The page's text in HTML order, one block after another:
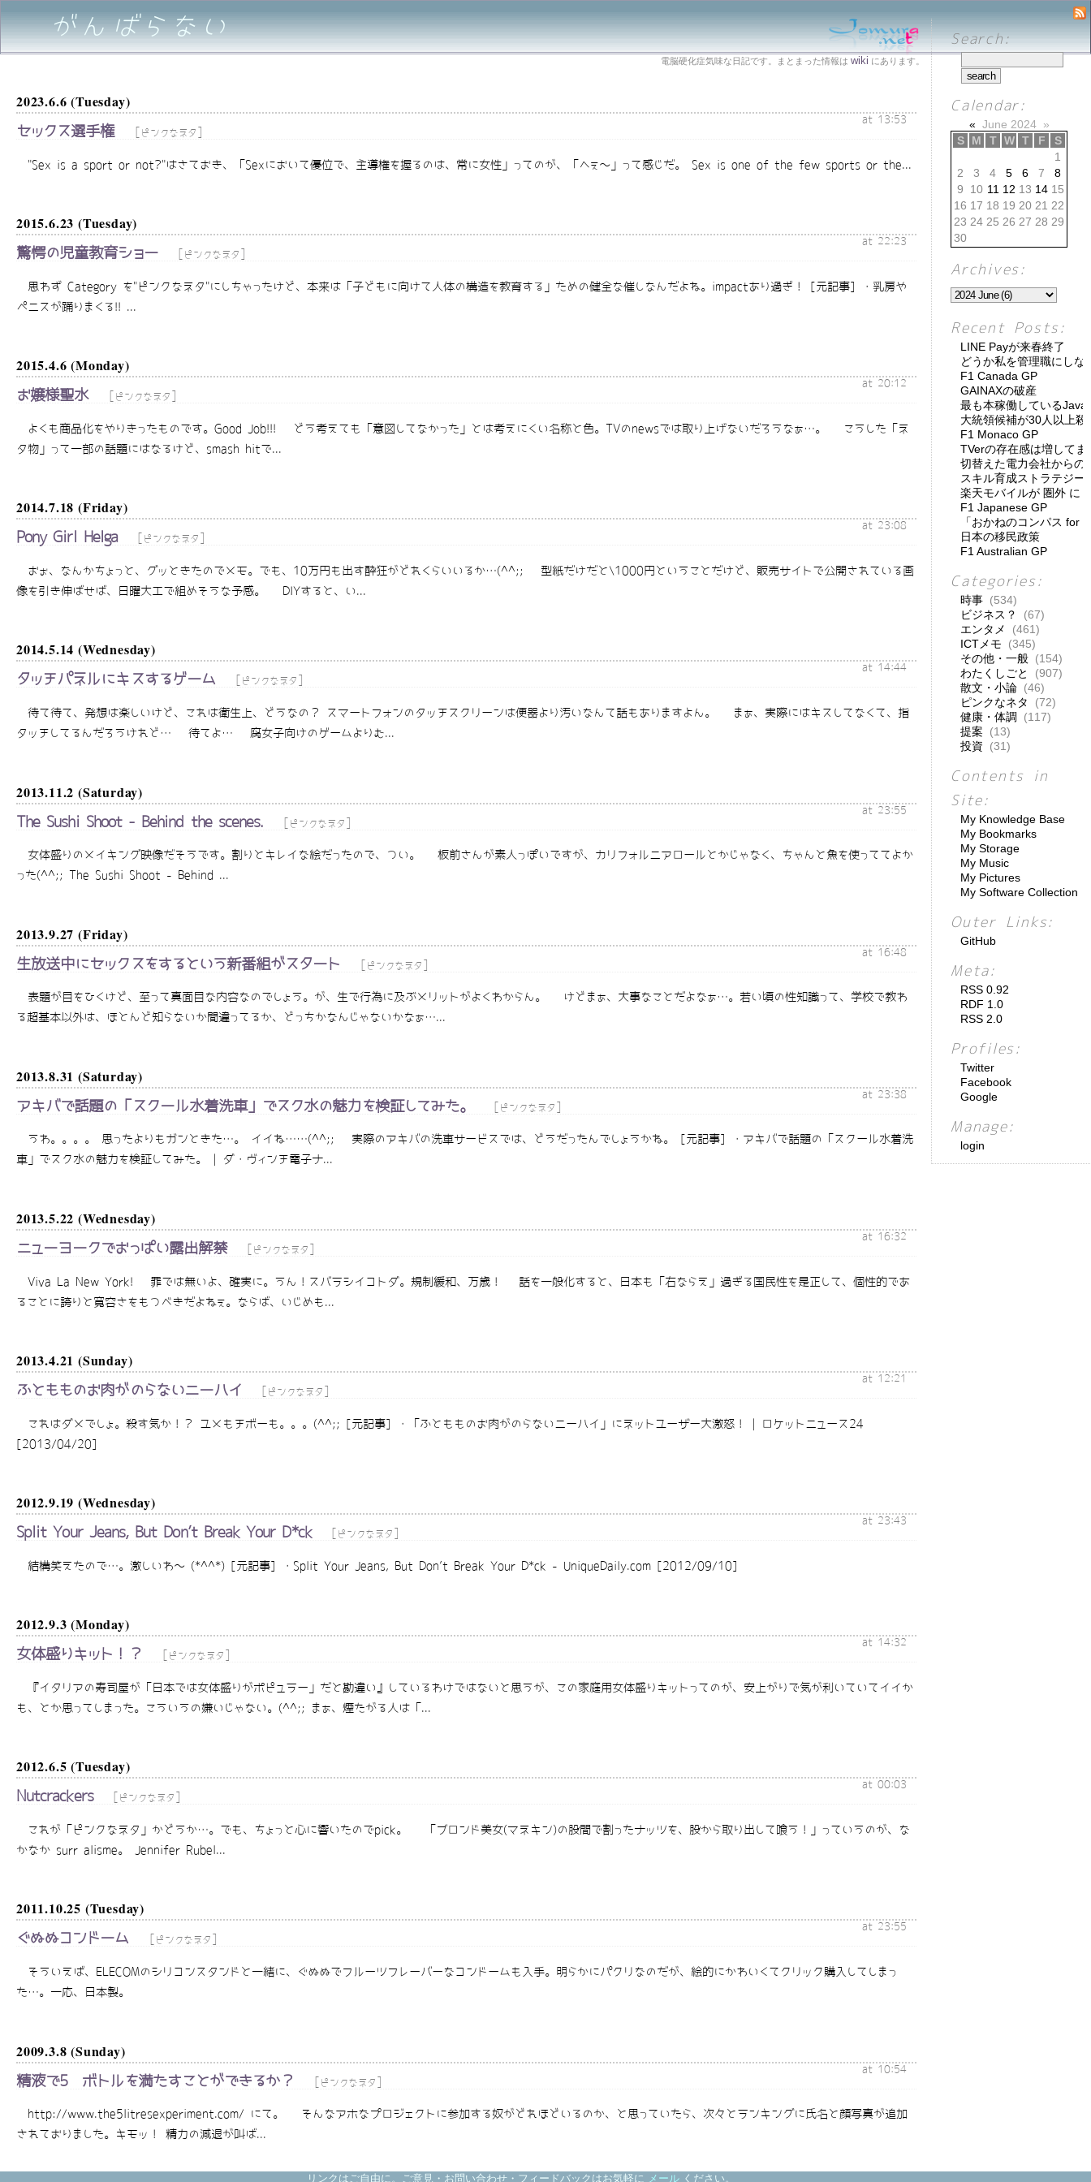
がんばらない
電脳硬化症気味な日記です。まとまった情報は wiki にあります。
2023.6.6 (Tuesday)
at 13:53
セックス選手権 ピンクなネタ
"Sex is a sport or not?"はさておき、「Sexにおいて優位で、主導権を握るのは、常に女性」ってのが、「へぇ～」って感じだ。 Sex is one of the few sports or the...
2015.6.23 (Tuesday)
at 22:23
驚愕の児童教育ショー ピンクなネタ
思わず Category を"ピンクなネタ"にしちゃったけど、本来は「子どもに向けて人体の構造を教育する」ための健全な催しなんだよね。impactあり過ぎ！ [元記事] ・乳房や
ペニスが踊りまくる!! ...
2015.4.6 (Monday)
at 20:12
お嬢様聖水 ピンクなネタ
よくも商品化をやりきったものです。Good Job!!! どう考えても「意図してなかった」とは考えにくい名称と色。TVのnewsでは取り上げないだろうなぁ…。 こうした「ネ
タ物」って一部の話題にはなるけど、smash hitで...
2014.7.18 (Friday)
at 23:08
Pony Girl Helga ピンクなネタ
おぉ、なんかちょっと、グッときたのでメモ。でも、10万円も出す酔狂がどれくらいいるか…(^^;; 型紙だけだと\1000円ということだけど、販売サイトで公開されている画
像を引き伸ばせば、日曜大工で組めそうな予感。 DIYすると、い...
2014.5.14 (Wednesday)
at 14:44
タッチパネルにキスするゲーム ピンクなネタ
待て待て、発想は楽しいけど、これは衛生上、どうなの？ スマートフォンのタッチスクリーンは便器より汚いなんて話もありますよん。 まぁ、実際にはキスしてなくて、指
タッチしてるんだろうけれど… 待てよ… 腐女子向けのゲームよりむ...
2013.11.2 (Saturday)
at 23:55
The Sushi Shoot - Behind the scenes. [ ピンクなネタ ]
女体盛りのメイキング映像だそうです。割りとキレイな絵だったので、つい。 板前さんが素人っぽいですが、カリフォルニアロールとかじゃなく、ちゃんと魚を使っててよか
った(^^;; The Sushi Shoot - Behind ...
2013.9.27 (Friday)
at 16:48
生放送中にセックスをするという新番組がスタート [ ピンクなネタ ]
表題が目をひくけど、至って真面目な内容なのでしょう。が、生で行為に及ぶメリットがよくわからん。 けどまぁ、大事なことだよなぁ…。若い頃の性知識って、学校で教わ
る超基本以外は、ほとんど知らないか間違ってるか、どっちかなんじゃないかなぁ…...
2013.8.31 (Saturday)
at 23:38
アキバで話題の「スクール水着洗車」でスク水の魅力を検証してみた。 ピンクなネタ
うわ。。。。 思ったよりもガンときた…。 イイね……(^^;; 実際のアキバの洗車サービスでは、どうだったんでしょうかね。 [元記事] ・アキバで話題の「スクール水着洗
車」でスク水の魅力を検証してみた。 | ダ・ヴィンチ電子ナ...
2013.5.22 (Wednesday)
at 16:32
ニューヨークでおっぱい露出解禁 ピンクなネタ
Viva La New York! 罪では無いよ、確実に。うん！スバラシイコトダ。規制緩和、万歳！ 話を一般化すると、日本も「右ならえ」過ぎる国民性を是正して、個性的であ
ることに誇りと寛容さをもつべきだよねぇ。ならば、いじめも...
2013.4.21 (Sunday)
at 12:21
ふともものお肉がのらないニーハイ ピンクなネタ
これはダメでしょ。殺す気か！？ ユメもチボーも。。。(^^;; [元記事] ・「ふともものお肉がのらないニーハイ」にネットユーザー大激怒！ | ロケットニュース24
[2013/04/20]
2012.9.19 (Wednesday)
at 23:43
Split Your Jeans, But Don’t Break Your D*ck ピンクなネタ
結構笑えたので…。激しいわ～ (*^^*) [元記事] ・Split Your Jeans, But Don’t Break Your D*ck - UniqueDaily.com [2012/09/10]
2012.9.3 (Monday)
at 14:32
女体盛りキット！？ ピンクなネタ
『イタリアの寿司屋が「日本では女体盛りがポピュラー」だと勘違い』しているわけではないと思うが、この家庭用女体盛りキットってのが、安上がりで気が利いていてイイか
も、とか思ってしまった。こういうの嫌いじゃない。(^^;; まぁ、煙たがる人は「...
2012.6.5 (Tuesday)
at 00:03
Nutcrackers ピンクなネタ
これが「ピンクなネタ」かどうか…。でも、ちょっと心に響いたのでpick。 「ブロンド美女(マネキン)の股間で割ったナッツを、股から取り出して喰う！」っていうのが、な
かなか surréalisme。 Jennifer Rubel...
2011.10.25 (Tuesday)
at 23:55
ぐぬぬコンドーム ピンクなネタ
そういえば、ELECOMのシリコンスタンドと一緒に、ぐぬぬでフルーツフレーバーなコンドームも入手。明らかにパクリなのだが、絵的にかわいくてクリック購入してしまっ
た…。一応、日本製。
2009.3.8 (Sunday)
at 10:54
精液で5㍑ボトルを満たすことができるか？ [ ピンクなネタ ]
http://www.the5litresexperiment.com/ にて。 そんなアホなプロジェクトに参加する奴がどれほどいるのか、と思っていたら、次々とランキングに氏名と顔写真が追加
されておりました。キモッ！ 精力の減退が叫ば...
Search:
Calendar:
« June 2024 »
S
M T W T F
S
1
2
3 4 5 6 7
8
9
10 11 12 13 14 15
16 17 18 19 20 21 22
23 24 25 26 27 28 29
30
Archives:
Recent Posts:
LINE Payが来春終了
どうか私を管理職にしな
F1 Canada GP
GAINAXの破産
最も本稼働している
大統領候補が30人以上殺
F1 Monaco GP
TVerの存在感は増してま
切替えた電力会社からの
スキル育成ストラテジー
楽天モバイルが 圏外 に
F1 Japanese GP
「おかねのコンパス for
日本の移民政策
F1 Australian GP
Categories:
時事 (534)
ビジネス？
(67)
エンタメ
(461)
ICTメモ (345)
その他・一般 (154)
わたくしごと
(907)
散文・小論 (46)
ピンクなネタ
(72)
健康・体調
(117)
提案 (13)
投資 (31)
Contents in
Site:
My Knowledge Base
My Bookmarks
My Storage
My Music
My Pictures
My Software Collection
Outer Links:
GitHub
Meta:
RSS 0.92
RDF 1.0
RSS 2.0
Profiles:
Twitter
Facebook
Google
Manage:
login
リンクはご自由に。ご意見・お問い合わせ・フィードバックはお気軽に メール ください。